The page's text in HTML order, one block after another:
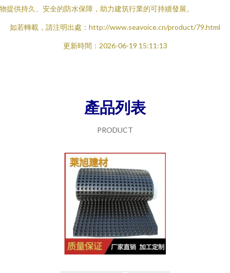
提供持久、安全的防水保障，助力建筑行業的可持續發展。
如若轉載，請注明出處：http://www.seavoice.cn/product/79.html
更新時間：2026-06-19 15:11:13
產品列表
PRODUCT